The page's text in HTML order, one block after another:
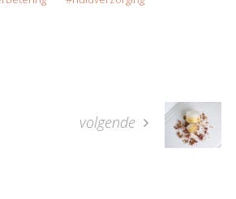
volgende